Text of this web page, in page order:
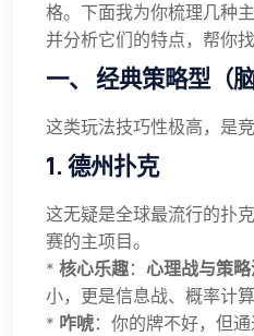
格。下面我为你梳理几种
并分析它们的特点，帮你
一、 经典策略型（
这类玩法技巧性极高，是
1. 德州扑克
这无疑是全球最流行的扑
赛的主项目。
* 核心乐趣： 心理战与策
小，更是信息战、概率计算
* 咋唬：你的牌不好，但